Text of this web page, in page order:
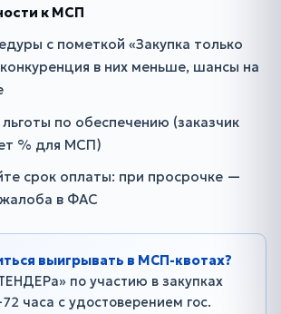
к МСП
с пометкой «Закупка только
в них меньше, шансы на
по обеспечению (заказчик
% для МСП)
срок оплаты: при просрочке —
в ФАС
выигрывать в МСП-квотах?
по участию в закупках
часа с удостоверением гос.